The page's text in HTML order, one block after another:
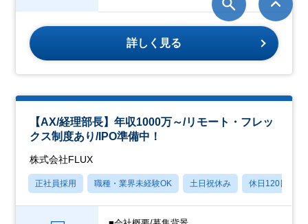
詳しく見る
【AX/経理部長】年収1000万～/リモート・フレッ
クス制度あり/IPO準備中！
株式会社FLUX
正社員採用 職種・業界未経験OK 土日祝休み 休日120日以上